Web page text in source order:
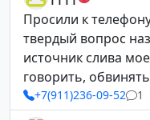
Просили к
твердый вопрос
источник слива
говорить,
+7(911)236-09-52 1